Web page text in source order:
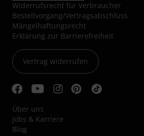
Widerrufsrecht für Verbraucher
Bestellvorgang/Vertragsabschluss
Mängelhaftungsrecht
Erklärung zur Barrierefreiheit
Vertrag widerrufen
Über uns
Jobs & Karriere
Blog